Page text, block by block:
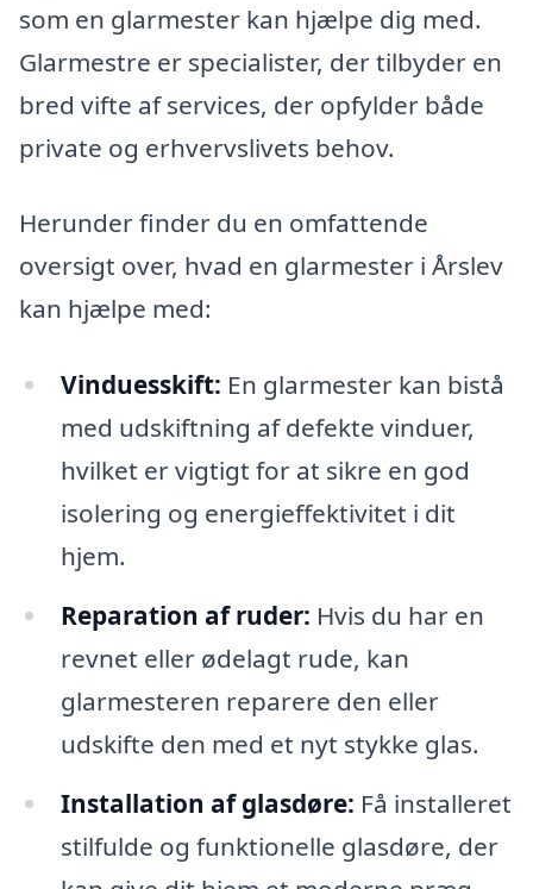
som en glarmester kan hjælpe dig med.
Glarmestre er specialister, der tilbyder en
bred vifte af services, der opfylder både
private og erhvervslivets behov.
Herunder finder du en omfattende
oversigt over, hvad en glarmester i Årslev
kan hjælpe med:
Vinduesskift: En glarmester kan bistå
med udskiftning af defekte vinduer,
hvilket er vigtigt for at sikre en god
isolering og energieffektivitet i dit
hjem.
Reparation af ruder: Hvis du har en
revnet eller ødelagt rude, kan
glarmesteren reparere den eller
udskifte den med et nyt stykke glas.
Installation af glasdøre: Få installeret
stilfulde og funktionelle glasdøre, der